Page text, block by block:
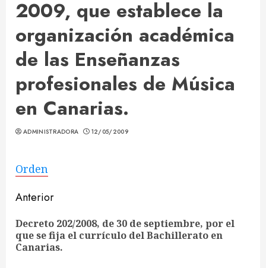
2009, que establece la
organización académica
de las Enseñanzas
profesionales de Música
en Canarias.
ADMINISTRADORA 12/05/2009
Orden
Sigue
leyendo
Anterior
Decreto 202/2008, de 30 de septiembre, por el
que se fija el currículo del Bachillerato en
Canarias.